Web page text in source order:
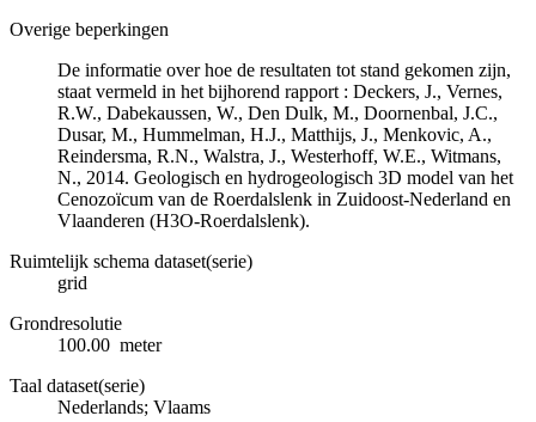
Overige beperkingen
De informatie over hoe de resultaten tot stand gekomen zijn,
staat vermeld in het bijhorend rapport : Deckers, J., Vernes,
R.W., Dabekaussen, W., Den Dulk, M., Doornenbal, J.C.,
Dusar, M., Hummelman, H.J., Matthijs, J., Menkovic, A.,
Reindersma, R.N., Walstra, J., Westerhoff, W.E., Witmans,
N., 2014. Geologisch en hydrogeologisch 3D model van het
Cenozoïcum van de Roerdalslenk in Zuidoost-Nederland en
Vlaanderen (H3O-Roerdalslenk).
Ruimtelijk schema dataset(serie)
grid
Grondresolutie
100.00 meter
Taal dataset(serie)
Nederlands; Vlaams